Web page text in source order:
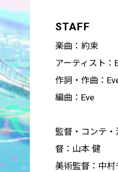
STAFF
楽曲：約束
アーティスト：
作詞・作曲：
編曲：Eve
監督・コンテ
督：山本 健
美術監督：中村